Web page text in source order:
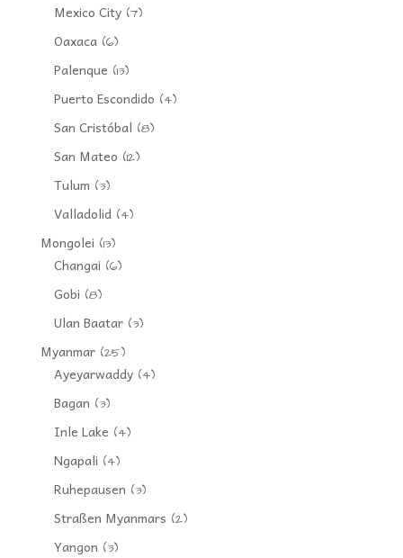
Mexico City(7)
Oaxaca(6)
Palenque (13)
Puerto Escondido (4)
San Cristóbal (8)
San Mateo (12)
Tulum (3)
Valladolid(4)
Mongolei (13)
Changai (6)
Gobi (8)
Ulan Baatar(3)
Myanmar(25)
Ayeyarwaddy(4)
Bagan (3)
Inle Lake (4)
Ngapali (4)
Ruhepausen (3)
Straßen Myanmars (2)
Yangon (3)